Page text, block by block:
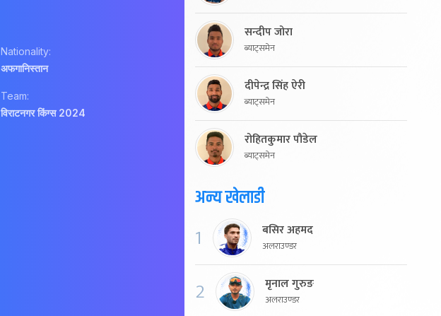
Nationality:
अफगानिस्तान
Team:
विराटनगर किंग्स 2024
सन्दीप जोरा
ब्याट्समेन
दीपेन्द्र सिंह ऐरी
ब्याट्समेन
रोहितकुमार पौडेल
ब्याट्समेन
अन्य खेलाडी
1 बसिर अहमद
अलराउण्डर
2 मृनाल गुरुङ
अलराउण्डर